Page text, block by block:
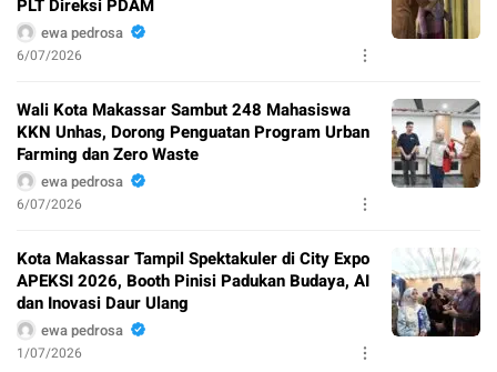
PLT Direksi PDAM
ewa pedrosa
6/07/2026
Wali Kota Makassar Sambut 248 Mahasiswa
KKN Unhas, Dorong Penguatan Program Urban
Farming dan Zero Waste
ewa pedrosa
6/07/2026
Kota Makassar Tampil Spektakuler di City Expo
APEKSI 2026, Booth Pinisi Padukan Budaya, AI
dan Inovasi Daur Ulang
ewa pedrosa
1/07/2026